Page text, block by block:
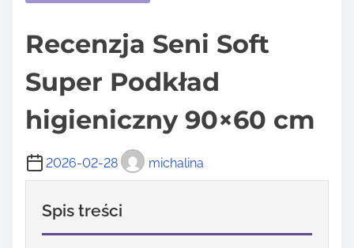
Recenzja Seni Soft
Super Podkład
higieniczny 90×60 cm
2026-02-28 michalina
Spis treści